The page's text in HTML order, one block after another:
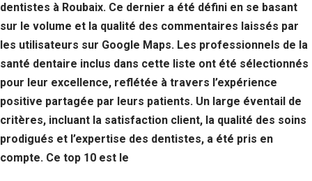
dentistes à Roubaix. Ce dernier a été défini en se basant
sur le volume et la qualité des commentaires laissés par
les utilisateurs sur Google Maps. Les professionnels de la
santé dentaire inclus dans cette liste ont été sélectionnés
pour leur excellence, reflétée à travers l’expérience
positive partagée par leurs patients. Un large éventail de
critères, incluant la satisfaction client, la qualité des soins
prodigués et l’expertise des dentistes, a été pris en
compte. Ce top 10 est le